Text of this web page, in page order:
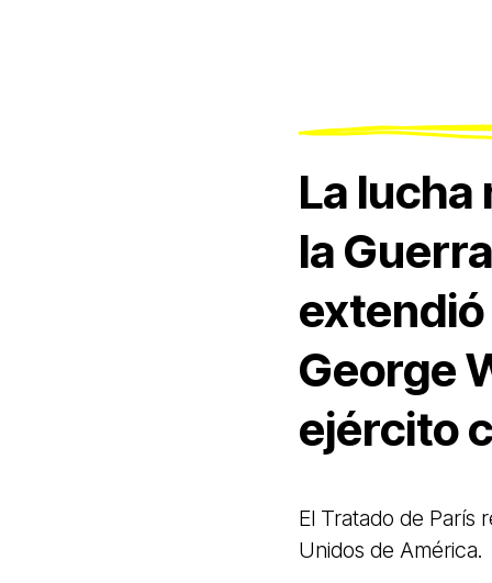
La lucha
la
extendió
George
ejército
El Tratado de París
Unidos de América.